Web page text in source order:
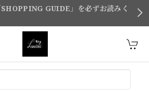
SHOPPING GUIDE」を必ずお読みく